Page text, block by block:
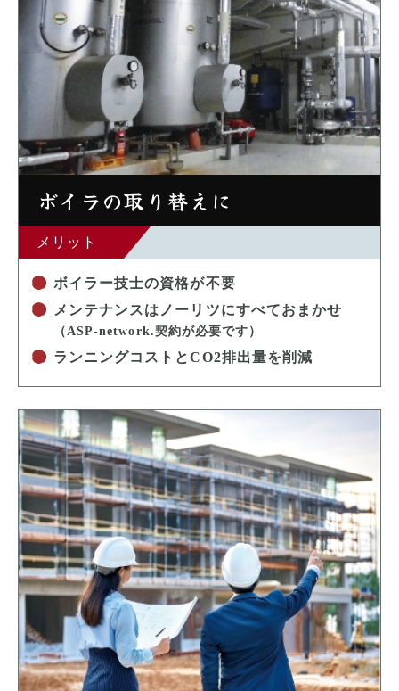
ボイラの取り替えに
メリット
ボイラー技士の資格が不要
メンテナンスはノーリツにすべておまかせ
（ASP-network.契約が必要です）
ランニングコストとCO2排出量を削減